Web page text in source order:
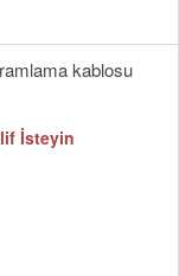
kablosu
İsteyin